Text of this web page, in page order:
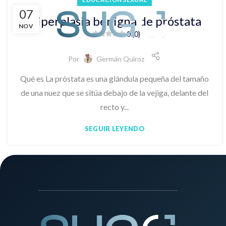
07
NOVHiperplasia benigna de próstata
0 (0)
Por Germán Quiroz
Qué es La próstata es una glándula pequeña del tamaño
de una nuez que se sitúa debajo de la vejiga, delante del
recto y...
SEGUIR LEYENDO